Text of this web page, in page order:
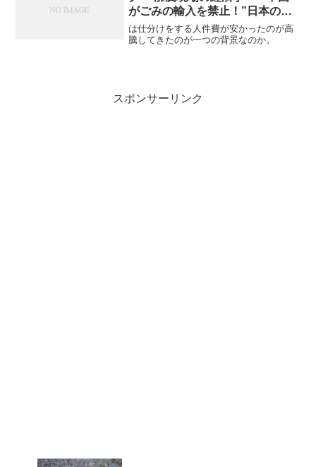
がごみの輸入を禁止！”日本のご
み”が大変な事態に
は仕分けをする人件費が安かったのが高
騰してきたのが一つの背景なのか。
スポンサーリンク